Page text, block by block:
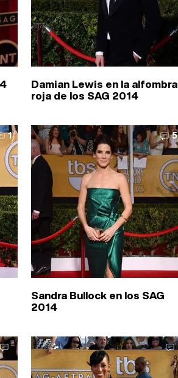
Damian Lewis en la alfombra
roja de los SAG 2014
1 5
Sandra Bullock en los SAG
2014